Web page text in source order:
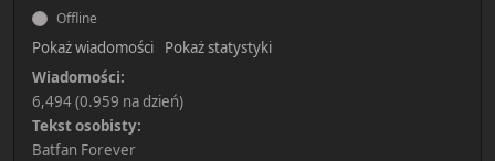
Offline
Pokaż wiadomości
Pokaż statystyki
Wiadomości:
6,494 (0.959 na dzień)
Tekst osobisty:
Batfan Forever